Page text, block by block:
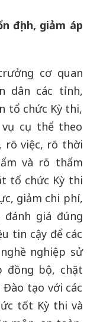
định, giảm áp
cơ quan
dân các tỉnh,
tổ chức Kỳ thi,
cụ thể theo
rõ việc, rõ thời
và rõ thẩm
tổ chức Kỳ thi
giảm chi phí,
giá đúng
tin cậy để các
nghiệp sử
đồng bộ, chặt
Đào tạo với các
tốt Kỳ thi và